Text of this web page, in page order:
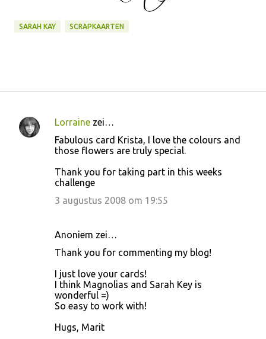
SARAH KAY SCRAPKAARTEN
R
Lorraine zei…
Fabulous card Krista, I love the colours and
those flowers are truly special.
Thank you for taking part in this weeks
challenge
3 augustus 2008 om 19:55
Anoniem zei…
Thank you for commenting my blog!
I just love your cards!
I think Magnolias and Sarah Key is
wonderful =)
So easy to work with!
Hugs, Marit